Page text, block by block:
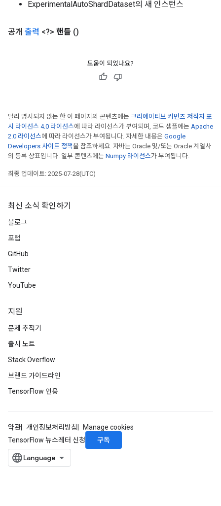
ExperimentalAutoShardDataset의 새 인스턴스
공개 출력 <?> 핸들 ()
도움이 되었나요?
달리 명시되지 않는 한 이 페이지의 콘텐츠에는 크리에이티브 커먼즈 저작자 표
시 라이선스 4.0 라이선스에 따라 라이선스가 부여되며, 코드 샘플에는 Apache
2.0 라이선스에 따라 라이선스가 부여됩니다. 자세한 내용은 Google
Developers 사이트 정책을 참조하세요. 자바는 Oracle 및/또는 Oracle 계열사
의 등록 상표입니다. 일부 콘텐츠에는 Numpy 라이선스가 부여됩니다.
최종 업데이트: 2025-07-28(UTC)
최신 소식 확인하기
블로그
포럼
GitHub
Twitter
YouTube
지원
문제 추적기
출시 노트
Stack Overflow
브랜드 가이드라인
TensorFlow 인용
약관 개인정보처리방침
Manage cookies
TensorFlow 뉴스레터 신청
구독